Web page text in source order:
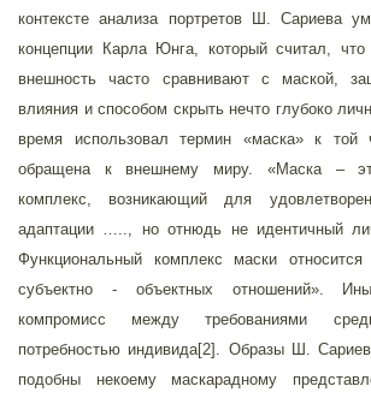
контексте анализа портретов Ш. Сариева
концепции Карла Юнга, который считал, что
внешность часто сравнивают с маской,
влияния и способом скрыть нечто глубоко
время использовал термин «маска» к той
обращена к внешнему миру. «Маска –
комплекс, возникающий для
адаптации ….., но отнюдь не идентичный
Функциональный комплекс маски
субъектно - объектных отношений».
компромисс между требованиями
потребностью индивида[2]. Образы Ш.
подобны некоему маскарадному